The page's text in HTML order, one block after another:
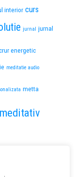
interior curs
jurnal jurnal
energetic
meditatie audio
metta